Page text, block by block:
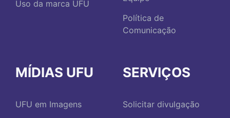
Uso da marca UFU
Política de
Comunicação
MÍDIAS UFU
UFU em Imagens
SERVIÇOS
Solicitar divulgação